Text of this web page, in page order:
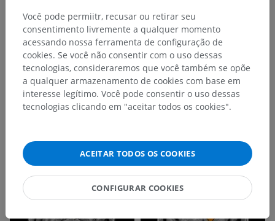
Você pode permiitr, recusar ou retirar seu
consentimento livremente a qualquer momento
acessando nossa ferramenta de configuração de
cookies. Se você não consentir com o uso dessas
tecnologias, consideraremos que você também se opõe
a qualquer armazenamento de cookies com base em
interesse legítimo. Você pode consentir o uso dessas
tecnologias clicando em "aceitar todos os cookies".
ACEITAR TODOS OS COOKIES
CONFIGURAR COOKIES